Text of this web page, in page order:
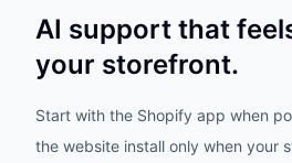
AI support that
your storefront.
Start with the Shopify app when
the website install only when your